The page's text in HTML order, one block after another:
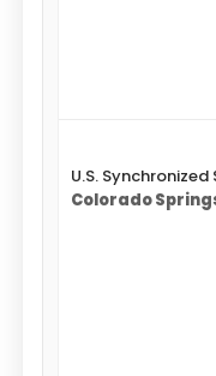
U.S.
Colorado